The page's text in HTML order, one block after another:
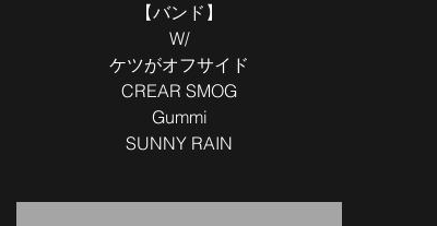
【バンド】
W/
ケツがオフサイド
CREAR SMOG
Gummi
SUNNY RAIN